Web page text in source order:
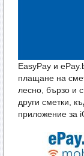
EasyPay и
плащане на
лесно, бързо и
други сметки,
приложение за